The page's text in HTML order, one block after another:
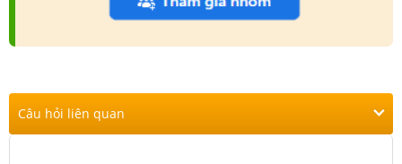
Câu hỏi liên quan